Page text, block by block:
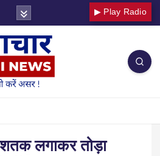
▶ Play Radio
लगाकर तोड़ा